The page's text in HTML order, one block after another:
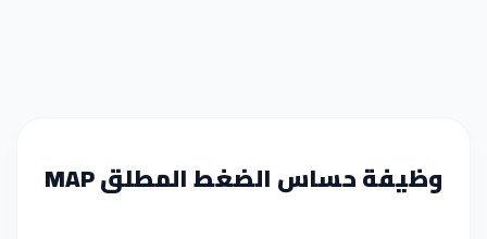
وظيفة حساس الضغط المطلق MAP